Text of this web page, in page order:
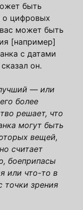
быть
о цифровых
может быть
[например]
с датами
он.
— или
более
решает, что
могут быть
вещей,
считает
боеприпасы
или что-то в
точки зрения